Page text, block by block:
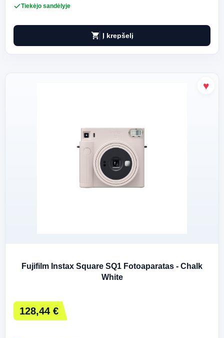
Tiekėjo sandėlyje
shopping_cart Į krepšelį
Fujifilm Instax Square SQ1 Fotoaparatas - Chalk
White
128,44 €